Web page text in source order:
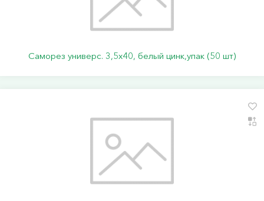
Саморез универс. 3,5х40, белый цинк,упак (50 шт)